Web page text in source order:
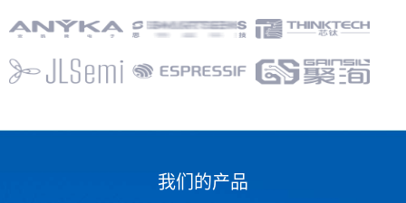
我们的产品